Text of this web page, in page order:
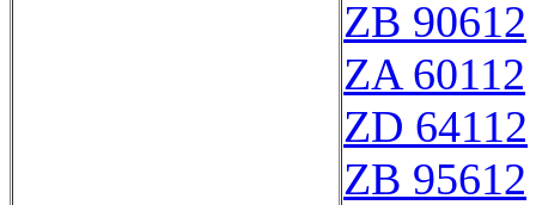
ZB 90612
ZA 60112
ZD 64112
ZB 95612